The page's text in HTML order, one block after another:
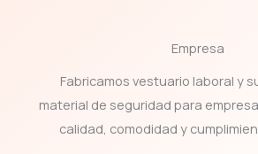
Empresa
Fabricamos vestuario laboral y
material de seguridad para
calidad, comodidad y